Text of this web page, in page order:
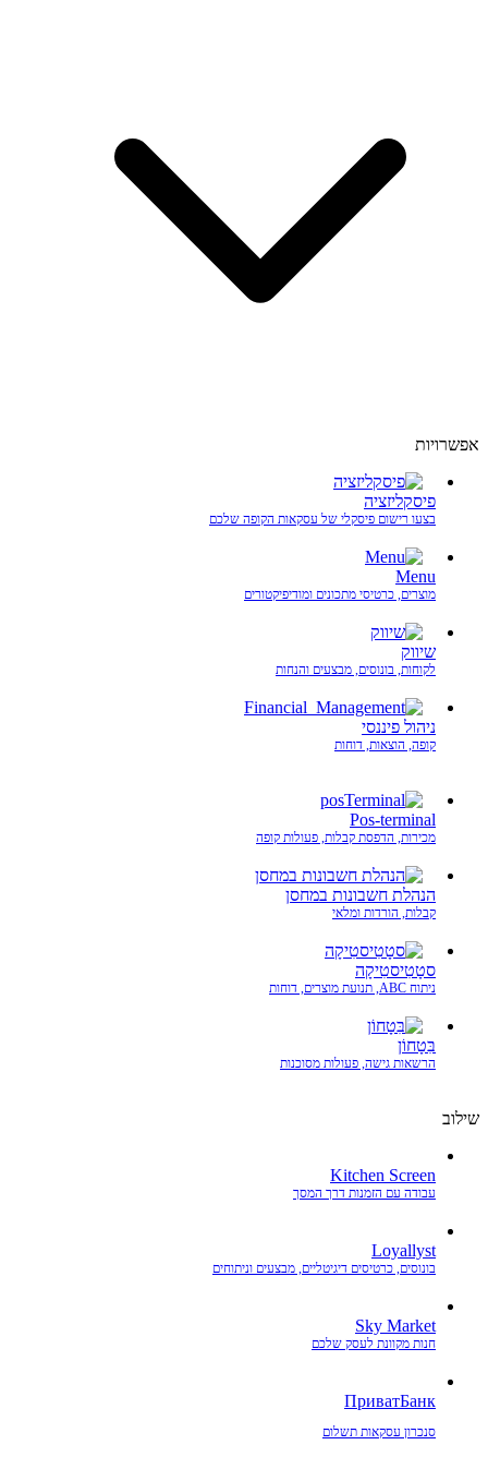
אפשרויות
פיסקליזציה
בצעו רישום פיסקלי של עסקאות הקופה שלכם
Menu
מוצרים, כרטיסי מתכונים ומודיפיקטורים
שיווק
לקוחות, בונוסים, מבצעים והנחות
ניהול פיננסי
קופה, הוצאות, דוחות
Pos-terminal
מכירות, הדפסת קבלות, פעולות קופה
הנהלת חשבונות במחסן
קבלות, הורדות ומלאי
סטָטִיסטִיקָה
ניתוח ABC, תנועת מוצרים, דוחות
בִּטָחוֹן
הרשאות גישה, פעולות מסוכנות
שילוב
Kitchen Screen
עבודה עם הזמנות דרך המסך
Loyallyst
בונוסים, כרטיסים דיגיטליים, מבצעים וניתוחים
Sky Market
חנות מקוונת לעסק שלכם
ПриватБанк
סנכרון עסקאות תשלום